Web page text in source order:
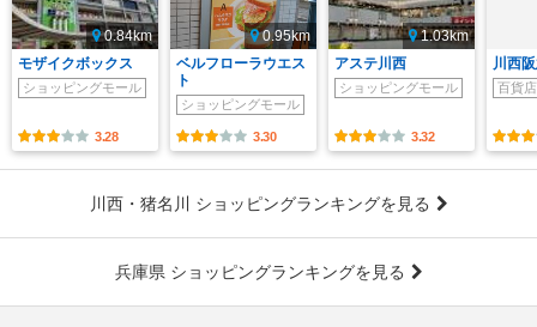
0.84km
モザイクボックス
ショッピングモール
3.28
0.95km
ベルフローラウエス
ト
ショッピングモール
3.30
1.03km
アステ川西
ショッピングモール
3.32
川西
百貨
川西・猪名川 ショッピングランキングを見る
兵庫県 ショッピングランキングを見る